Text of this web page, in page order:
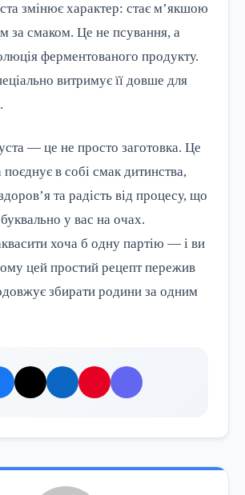
змінює характер: стає м’якшою
за смаком. Це не псування, а
ферментованого продукту.
витримує її довше для
— це не просто заготовка. Це
в собі смак дитинства,
та радість від процесу, що
буквально у вас на очах.
хоча б одну партію — і ви
цей простий рецепт пережив
збирати родини за одним